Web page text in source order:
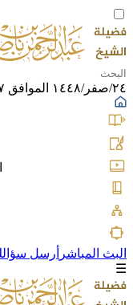
٢٤/صفر/١٤٤٨ الموافق ٧/أغسطس/٢٠٢٦
البث المباشر أرسل
☰